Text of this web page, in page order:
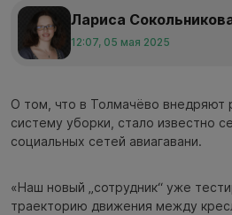
Лариса
12:07, 05 мая 2025
О том, что в Толмачёво внедряют
систему уборки, стало известно
социальных сетей авиагавани.
«Наш новый „сотрудник“ уже
траекторию движения между